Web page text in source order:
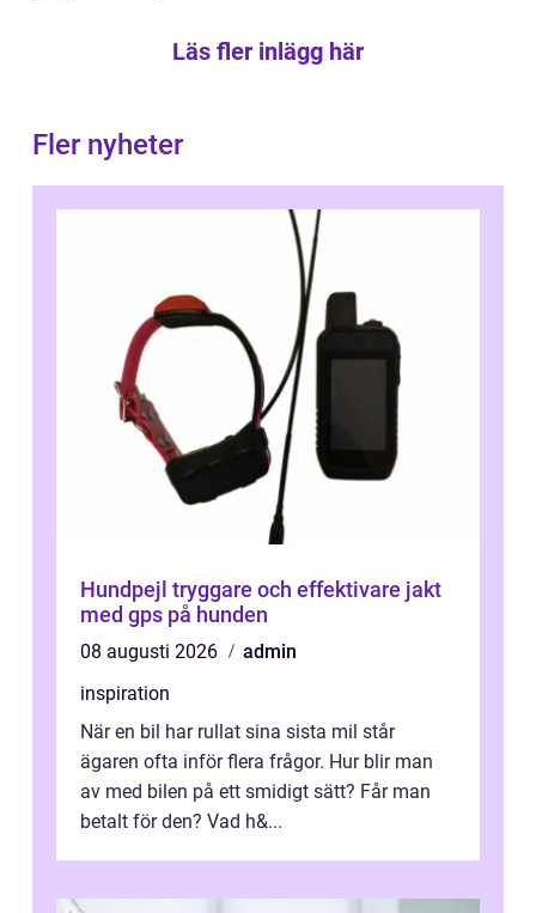
Läs fler inlägg här
Fler nyheter
Hundpejl tryggare och effektivare jakt
med gps på hunden
08 augusti 2026
admin
inspiration
När en bil har rullat sina sista mil står
ägaren ofta inför flera frågor. Hur blir man
av med bilen på ett smidigt sätt? Får man
betalt för den? Vad h&...